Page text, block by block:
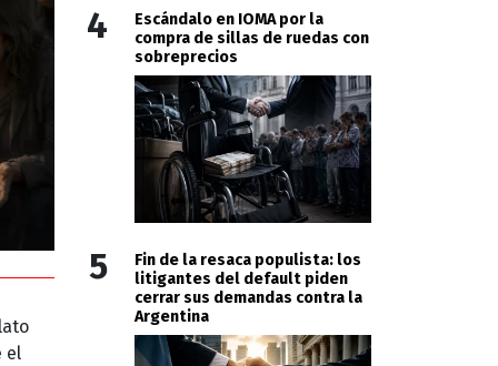
el
4
Escándalo en IOMA por la
compra de sillas de ruedas con
sobreprecios
5
Fin de la resaca populista: los
litigantes del default piden
cerrar sus demandas contra la
Argentina